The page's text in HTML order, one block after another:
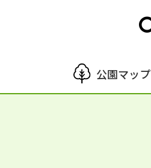
公園マップ